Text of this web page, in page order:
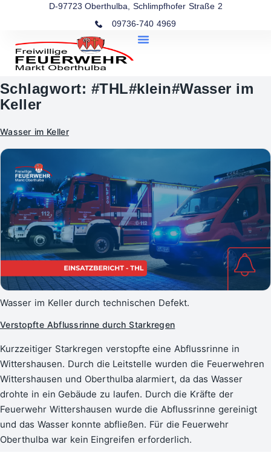
D-97723 Oberthulba, Schlimpfhofer Straße 2
09736-740 4969
Schlagwort: #THL#klein#Wasser im
Keller
Wasser im Keller
Wasser im Keller durch technischen Defekt.
Verstopfte Abflussrinne durch Starkregen
Kurzzeitiger Starkregen verstopfte eine Abflussrinne in
Wittershausen. Durch die Leitstelle wurden die Feuerwehren
Wittershausen und Oberthulba alarmiert, da das Wasser
drohte in ein Gebäude zu laufen. Durch die Kräfte der
Feuerwehr Wittershausen wurde die Abflussrinne gereinigt
und das Wasser konnte abfließen. Für die Feuerwehr
Oberthulba war kein Eingreifen erforderlich.